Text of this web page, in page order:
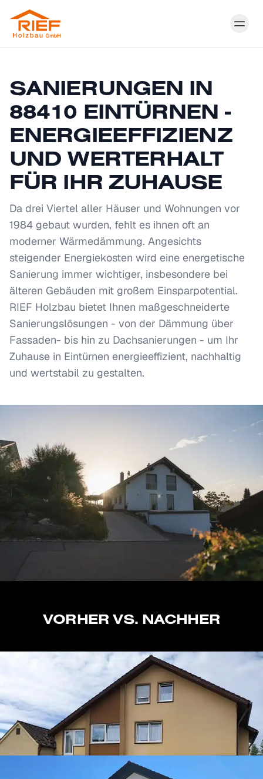
SANIERUNGEN IN
88410 EINTÜRNEN -
ENERGIEEFFIZIENZ
UND WERTERHALT
FÜR IHR ZUHAUSE
Da drei Viertel aller Häuser und Wohnungen vor
1984 gebaut wurden, fehlt es ihnen oft an
moderner Wärmedämmung. Angesichts
steigender Energiekosten wird eine energetische
Sanierung immer wichtiger, insbesondere bei
älteren Gebäuden mit großem Einsparpotential.
RIEF Holzbau bietet Ihnen maßgeschneiderte
Sanierungslösungen - von der Dämmung über
Fassaden- bis hin zu Dachsanierungen - um Ihr
Zuhause in Eintürnen energieeffizient, nachhaltig
und wertstabil zu gestalten.
VORHER VS. NACHHER